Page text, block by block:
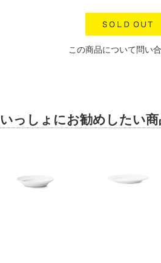
この商品について問い
いっしょにお勧めしたい商